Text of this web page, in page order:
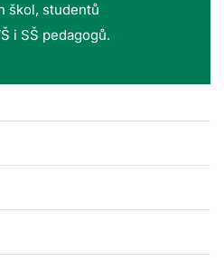
škol, studentů
i SŠ pedagogů.